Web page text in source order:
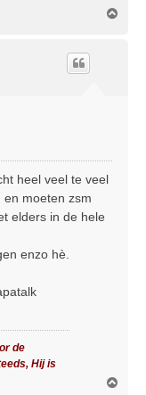
heel veel te veel
moeten zsm
elders in de hele
enzo hè.
de
Hij is